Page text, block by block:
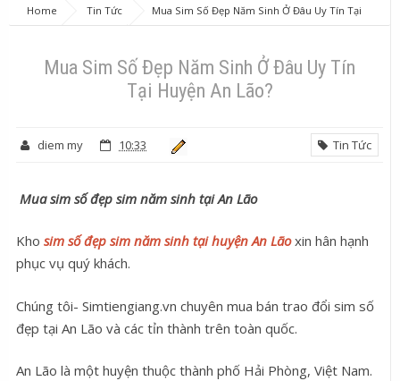
Home Tin Tức
Mua Sim Số Đẹp Năm Sinh Ở Đâu Uy Tín Tại
Huyện An Lão?
Mua Sim Số Đẹp Năm Sinh Ở Đâu Uy Tín
Tại Huyện An Lão?
diem my 10:33 Tin Tức
Mua sim số đẹp sim năm sinh tại An Lão
Kho sim số đẹp sim năm sinh tại huyện An Lãoxin hân hạnh
phục vụ quý khách.
Chúng tôi- Simtiengiang.vn chuyên mua bán trao đổi sim số
đẹp tại An Lão và các tỉn thành trên toàn quốc.
An Lão là một huyện thuộc thành phố Hải Phòng, Việt Nam.